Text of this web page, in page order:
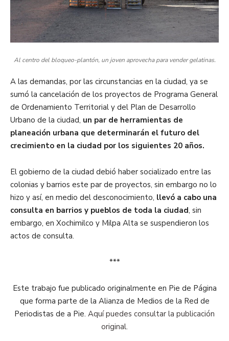
Al centro del bloqueo-plantón, un joven aprovecha para vender gelatinas.
A las demandas, por las circunstancias en la ciudad, ya se
sumó la cancelación de los proyectos de Programa General
de Ordenamiento Territorial y del Plan de Desarrollo
Urbano de la ciudad, un par de herramientas de
planeación urbana que determinarán el futuro del
crecimiento en la ciudad por los siguientes 20 años.
El gobierno de la ciudad debió haber socializado entre las
colonias y barrios este par de proyectos, sin embargo no lo
hizo y así, en medio del desconocimiento, llevó a cabo una
consulta en barrios y pueblos de toda la ciudad, sin
embargo, en Xochimilco y Milpa Alta se suspendieron los
actos de consulta.
***
Este trabajo fue publicado originalmente en Pie de Página
que forma parte de la Alianza de Medios de la Red de
Periodistas de a Pie. Aquí puedes consultar la publicación
original.